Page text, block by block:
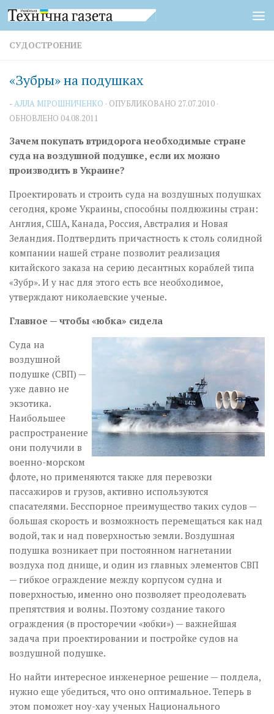
Перейти к содержимому
СУДОСТРОЕНИЕ
«Зубры» на подушках
-АЛЛА МІРОШНИЧЕНКО · ОПУБЛИКОВАНО 27.07.2010 ·
ОБНОВЛЕНО 04.08.2011
Зачем покупать втридорога необходимые стране
суда на воздушной подушке, если их можно
производить в Украине?
Проектировать и строить суда на воздушных подушках
сегодня, кроме Украины, способны полдюжины стран:
Англия, США, Канада, Россия, Австралия и Новая
Зеландия. Подтвердить причастность к столь солидной
компании нашей стране позволит реализация
китайского заказа на серию десантных кораблей типа
«Зубр». И у нас для этого есть все необходимое,
утверждают николаевские ученые.
Главное — чтобы «юбка» сидела
Суда на
воздушной
подушке (СВП) —
уже давно не
экзотика.
Наибольшее
распространение
они получили в
военно-морском
флоте, но применяются также для перевозки
пассажиров и грузов, активно используются
спасателями. Бесспорное пре­имущество таких судов —
большая скорость и возможность перемещаться как над
водой, так и над поверхностью земли. Воздушная
подушка возникает при постоянном нагнетании
воздуха под днище, и один из главных элементов СВП
— гибкое ограждение между корпусом судна и
поверхностью, именно оно позволяет преодолевать
препятствия и волны. Поэтому создание такого
ограждения (в просторечии «юбки») — важнейшая
задача при проектировании и постройке судов на
воздушной подушке.
Но найти интересное инженерное решение — полдела,
нужно еще убедиться, что оно оптимальное. Теперь в
этом поможет ноу-хау ученых Национального